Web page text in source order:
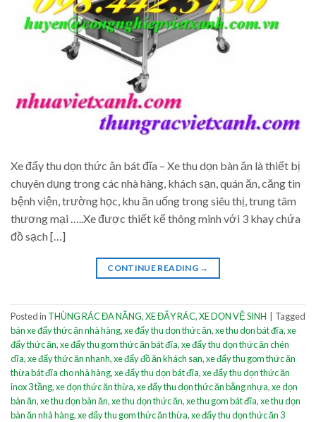
Xe đẩy thu dọn thức ăn bát đĩa – Xe thu dọn bàn ăn là thiết bị
chuyên dụng trong các nhà hàng, khách sạn, quán ăn, căng tin
bệnh viện, trường học, khu ăn uống trong siêu thị, trung tâm
thương mại …..Xe được thiết kế thông minh với 3 khay chứa
đồ sạch […]
CONTINUE READING →
Posted in THÙNG RÁC ĐA NĂNG,XE ĐẨY RÁC,XE DỌN VỆ SINH
Tagged
bán xe đẩy thức ăn nhà hàng,xe đẩy thu dọn thức ăn,xe thu dọn bát đĩa,xe
đẩy thức ăn,xe đẩy thu gom thức ăn bát đĩa,xe đẩy thu dọn thức ăn chén
dĩa,xe đẩy thức ăn nhanh,xe đẩy đồ ăn khách sạn,xe đẩy thu gom thức ăn
thừa bát đĩa cho nhà hàng,xe đẩy thu dọn bát đĩa,xe đẩy thu dọn thức ăn
inox 3 tầng,xe dọn thức ăn thừa,xe đẩy thu dọn thức ăn bằng nhựa,xe dọn
bàn ăn,xe thu dọn bàn ăn,xe thu dọn thức ăn,xe thu gom bát đĩa,xe thu dọn
bàn ăn nhà hàng,xe đẩy thu gom thức ăn thừa,xe đẩy thu dọn thức ăn 3